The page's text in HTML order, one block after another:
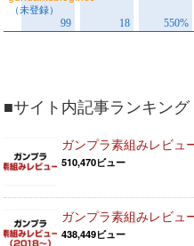
■サイト内記事ランキング
ガンプラ素組みレビュ
510,470ビュー
ガンプラ素組みレビュ
438,449ビュー